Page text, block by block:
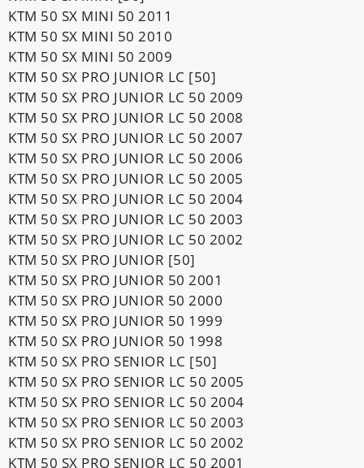
KTM 50 SX MINI 50 2011
KTM 50 SX MINI 50 2010
KTM 50 SX MINI 50 2009
KTM 50 SX PRO JUNIOR LC [50]
KTM 50 SX PRO JUNIOR LC 50 2009
KTM 50 SX PRO JUNIOR LC 50 2008
KTM 50 SX PRO JUNIOR LC 50 2007
KTM 50 SX PRO JUNIOR LC 50 2006
KTM 50 SX PRO JUNIOR LC 50 2005
KTM 50 SX PRO JUNIOR LC 50 2004
KTM 50 SX PRO JUNIOR LC 50 2003
KTM 50 SX PRO JUNIOR LC 50 2002
KTM 50 SX PRO JUNIOR [50]
KTM 50 SX PRO JUNIOR 50 2001
KTM 50 SX PRO JUNIOR 50 2000
KTM 50 SX PRO JUNIOR 50 1999
KTM 50 SX PRO JUNIOR 50 1998
KTM 50 SX PRO SENIOR LC [50]
KTM 50 SX PRO SENIOR LC 50 2005
KTM 50 SX PRO SENIOR LC 50 2004
KTM 50 SX PRO SENIOR LC 50 2003
KTM 50 SX PRO SENIOR LC 50 2002
KTM 50 SX PRO SENIOR LC 50 2001